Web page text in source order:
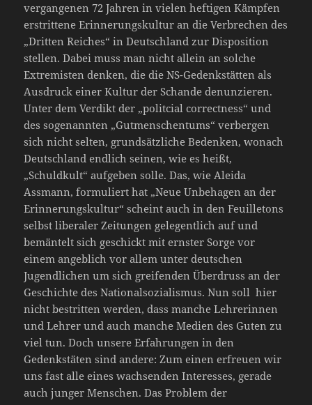
vergangenen 72 Jahren in vielen heftigen Kämpfen
erstrittene Erinnerungskultur an die Verbrechen des
„Dritten Reiches“ in Deutschland zur Disposition
stellen. Dabei muss man nicht allein an solche
Extremisten denken, die die NS-Gedenkstätten als
Ausdruck einer Kultur der Schande denunzieren.
Unter dem Verdikt der „politcial correctness“ und
des sogenannten „Gutmenschentums“ verbergen
sich nicht selten, grundsätzliche Bedenken, wonach
Deutschland endlich seinen, wie es heißt,
„Schuldkult“ aufgeben solle. Das, wie Aleida
Assmann, formuliert hat „Neue Unbehagen an der
Erinnerungskultur“ scheint auch in den Feuilletons
selbst liberaler Zeitungen gelegentlich auf und
bemäntelt sich geschickt mit ernster Sorge vor
einem angeblich vor allem unter deutschen
Jugendlichen um sich greifenden Überdruss an der
Geschichte des Nationalsozialismus. Nun soll hier
nicht bestritten werden, dass manche Lehrerinnen
und Lehrer und auch manche Medien des Guten zu
viel tun. Doch unsere Erfahrungen in den
Gedenkstäten sind andere: Zum einen erfreuen wir
uns fast alle eines wachsenden Interesses, gerade
auch junger Menschen. Das Problem der